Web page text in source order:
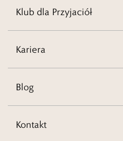
Klub dla Przyjaciół
Kariera
Blog
Kontakt